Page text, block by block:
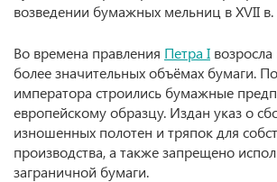
возведении бумажных мельниц в XVII в.
Во времена правления Петра I
более значительных объёмах бумаги.
императора строились бумажные
европейскому образцу. Издан указ о
изношенных полотен и тряпок для
производства, а также запрещено
заграничной бумаги.